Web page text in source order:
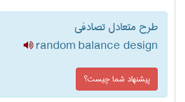
طرح متعادل تصادفی
random balance design
پیشنهاد شما چیست؟